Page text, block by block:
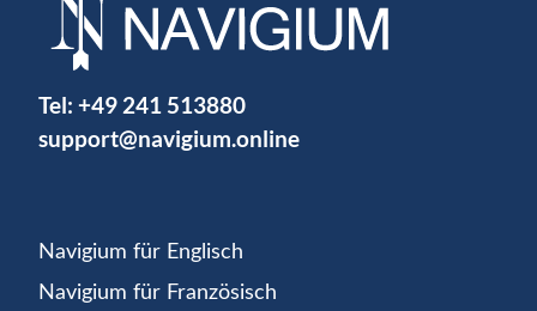
Tel: +49 241 513880
support@navigium.online
Navigium für Englisch
Navigium für Französisch